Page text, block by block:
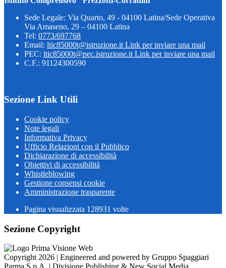
Sede Legale: Via Quarto, 49 - 04100 Latina/Sede Operativa
Via Amaseno, 29 – 04100 Latina
Tel: 0773/697768
Email: ltic85000t@istruzione.it Link per inviare una mail
PEC: ltic85000t@pec.istruzione.it Link per inviare una mail
C.F.: 91124300590
Sezione Link Utili
Cookie policy
Note legali
Informativa Privacy
Ufficio Relazioni con il Pubblico
Dichiarazione di accessibilità
Obiettivi di accessibilità
Whistleblowing
Gestione consensi cookie
Amministrazione trasparente
Pagina visualizzata 128931 volte
Sezione Copyright
Copyright 2026 | Engineered and powered by Gruppo Spaggiari